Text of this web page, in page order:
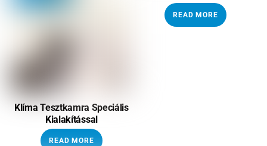
Klíma Tesztkamra Speciális
Kialakítással
READ MORE
READ MORE